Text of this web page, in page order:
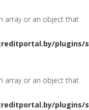
array or an object that
plugins/
array or an object that
plugins/